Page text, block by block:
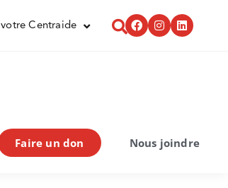
votre Centraide
Faire un don Nous joindre